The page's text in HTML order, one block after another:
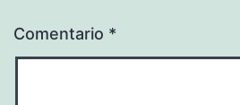
Comentario *